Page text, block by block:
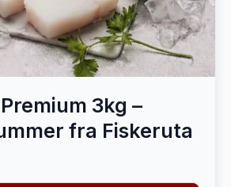
3kg –
fra Fiskeruta